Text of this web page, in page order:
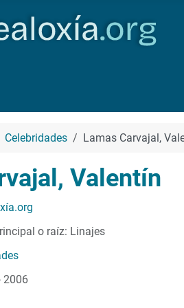
Celebridades Lamas Carvajal,
Valentín
o raíz: Linajes
2006